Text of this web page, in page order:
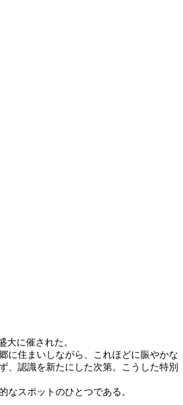
に催された。
に住まいしながら、これほどに賑やかな
、認識を新たにした次第。こうした特別
スポットのひとつである。